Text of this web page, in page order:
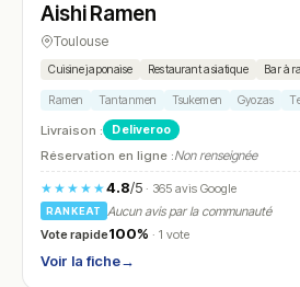
N° 15
Aishi Ramen
Toulouse
Cuisine japonaise Restaurant asiatique Bar à
Ramen Tantanmen Tsukemen Gyozas
Livraison : Deliveroo
Réservation en ligne :Non renseignée
★★★★★4.8/5· 365 avis Google
RANKEAT
Aucun avis par la communauté
Vote rapide100% · 1 vote
Voir la fiche→